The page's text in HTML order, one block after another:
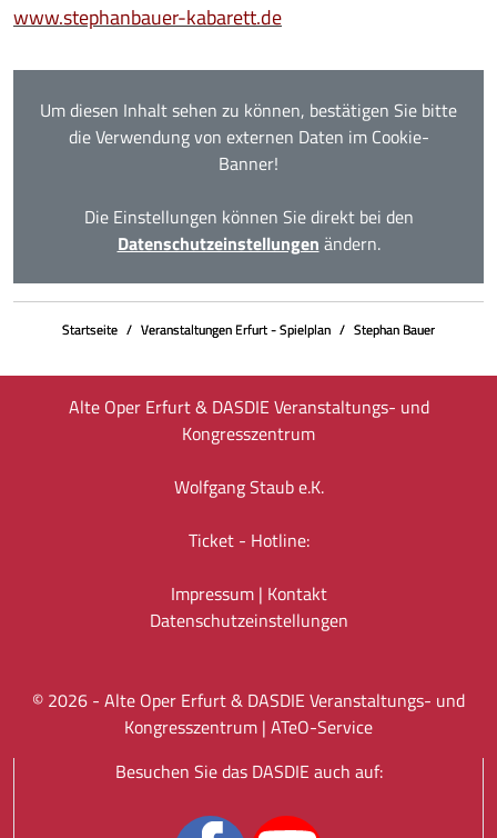
Um diesen Inhalt sehen zu können, bestätigen Sie bitte
die Verwendung von externen Daten im Cookie-
Banner!
Die Einstellungen können Sie direkt bei den
Datenschutzeinstellungen ändern.
www.stephanbauer-kabarett.de
Startseite Veranstaltungen Erfurt - Spielplan Stephan Bauer
Alte Oper Erfurt & DASDIE Veranstaltungs- und
Kongresszentrum
Wolfgang Staub e.K.
Ticket - Hotline:
Impressum| Kontakt
Datenschutz­einstellungen
© 2026 - Alte Oper Erfurt & DASDIE Veranstaltungs- und
Kongresszentrum | ATeO-Service
Besuchen Sie das DASDIE auch auf: